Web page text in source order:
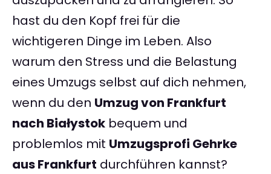
hast du den Kopf frei für die
wichtigeren Dinge im Leben. Also
warum den Stress und die Belastung
eines Umzugs selbst auf dich nehmen,
wenn du den Umzug von Frankfurt
nach Białystok bequem und
problemlos mit Umzugsprofi Gehrke
aus Frankfurt durchführen kannst?